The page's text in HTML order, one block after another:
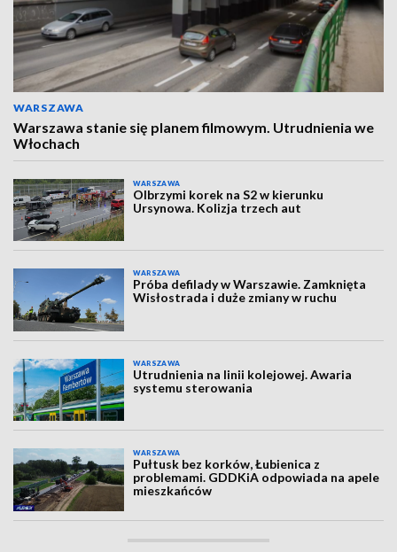
WARSZAWA
Warszawa stanie się planem filmowym. Utrudnienia we
Włochach
WARSZAWA
Olbrzymi korek na S2 w kierunku
Ursynowa. Kolizja trzech aut
WARSZAWA
Próba defilady w Warszawie. Zamknięta
Wisłostrada i duże zmiany w ruchu
WARSZAWA
Utrudnienia na linii kolejowej. Awaria
systemu sterowania
WARSZAWA
Pułtusk bez korków, Łubienica z
problemami. GDDKiA odpowiada na apele
mieszkańców